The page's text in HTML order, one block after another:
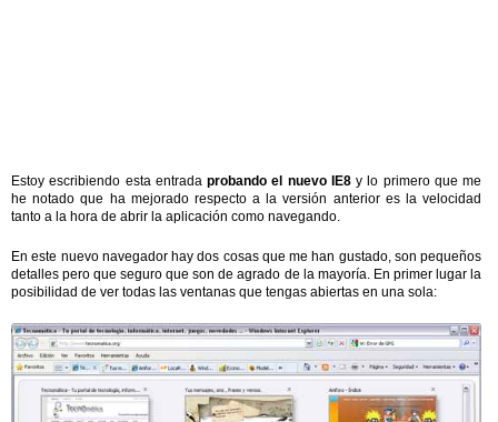
Estoy escribiendo esta entrada probando el nuevo IE8y lo primero que me
he notado que ha mejorado respecto a la versión anterior es la velocidad
tanto a la hora de abrir la aplicación como navegando.
En este nuevo navegador hay dos cosas que me han gustado, son pequeños
detalles pero que seguro que son de agrado de la mayoría. En primer lugar la
posibilidad de ver todas las ventanas que tengas abiertas en una sola: